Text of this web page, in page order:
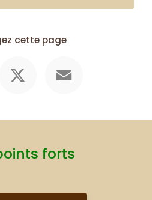
cette page
forts